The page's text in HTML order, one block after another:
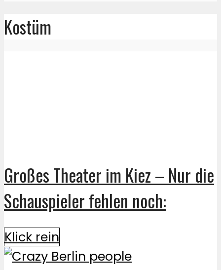
Kostüm
Großes Theater im Kiez – Nur die
Schauspieler fehlen noch:
Klick rein